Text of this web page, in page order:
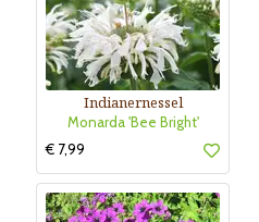
Indianernessel
Monarda 'Bee Bright'
€ 7,99